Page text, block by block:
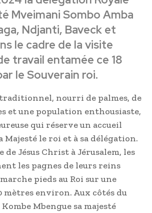
Mveimani Sombo Amba
Ndjanti, Baveck et
le cadre de la visite
travail entamée ce 18
le Souverain roi.
traditionnel, nourri de palmes, de
et une population enthousiaste,
qui réserve un accueil
Majesté le roi et à sa délégation.
de Jésus Christ à Jérusalem, les
les pagnes de leurs reins
pieds au Roi sur une
mètres environ. Aux côtés du
Mbengue sa majesté